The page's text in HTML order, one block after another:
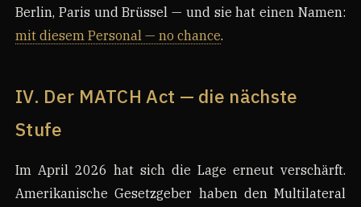
Berlin, Paris und Brüssel — und sie hat einen Namen:
mit diesem Personal — no chance.
IV. Der MATCH Act — die nächste
Stufe
Im April 2026 hat sich die Lage erneut verschärft.
Amerikanische Gesetzgeber haben den Multilateral